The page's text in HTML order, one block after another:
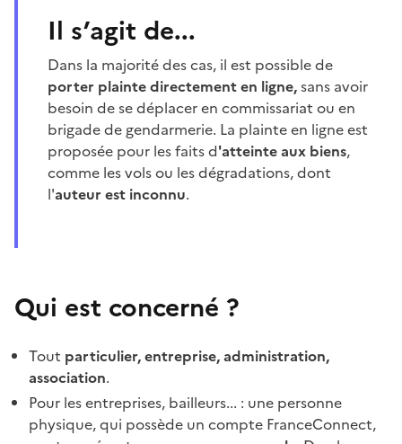
Il s’agit de...
Dans la majorité des cas, il est possible de
porter plainte directement en ligne,sans avoir
besoin de se déplaceren commissariat ou en
brigade de gendarmerie. La plainte en ligne est
proposée pour les faits d'atteinte aux biens,
comme les vols ou les dégradations, dont
l'auteur est inconnu.
Qui est concerné ?
Tout particulier, entreprise, administration,
association.
Pour les entreprises, bailleurs... : une personne
physique, qui possède un compte FranceConnect,